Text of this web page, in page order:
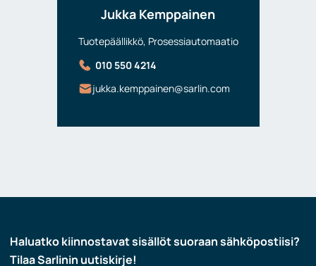
Jukka Kemppainen
Tuotepäällikkö, Prosessiautomaatio
010 550 4214
jukka.kemppainen@sarlin.com
Haluatko kiinnostavat sisällöt suoraan sähköpostiisi?
Tilaa Sarlinin uutiskirje!